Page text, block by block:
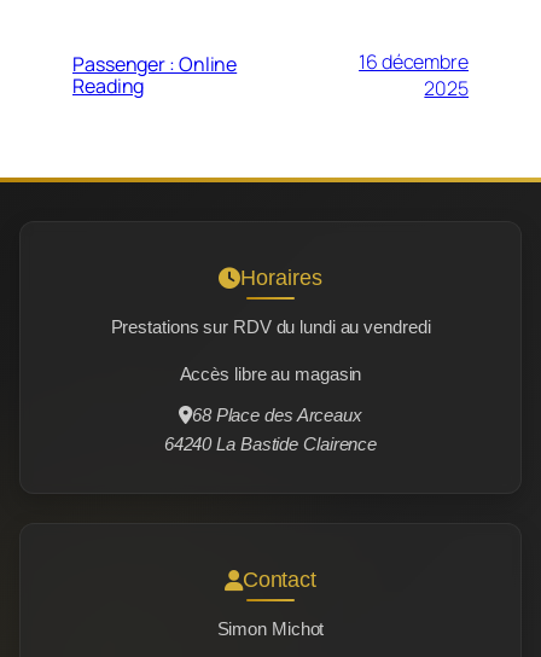
Passenger : Online
Reading
16 décembre
2025
Horaires
Prestations sur RDV du lundi au vendredi
Accès libre au magasin
68 Place des Arceaux
64240 La Bastide Clairence
Contact
Simon Michot